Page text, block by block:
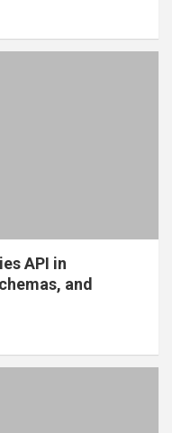
API in
and